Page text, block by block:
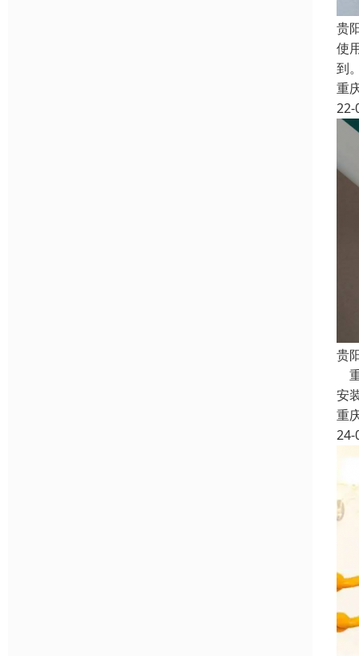
贵
使
到
重
22-
贵
安
重
24-